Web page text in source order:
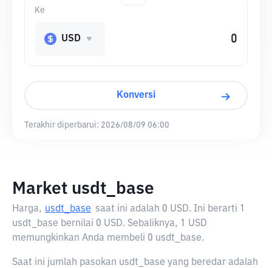
Ke
USD
Konversi
Terakhir diperbarui: 2026/08/09 06:00
Market usdt_base
Harga, usdt_base saat ini adalah 0 USD. Ini berarti 1
usdt_base bernilai 0 USD. Sebaliknya, 1 USD
memungkinkan Anda membeli 0 usdt_base.
Saat ini jumlah pasokan usdt_base yang beredar adalah